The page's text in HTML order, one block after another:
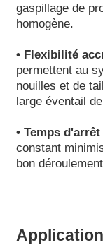
gaspillage de
homogène.
• Flexibilité
permettent au
nouilles et de
large éventail
• Temps
constant
bon